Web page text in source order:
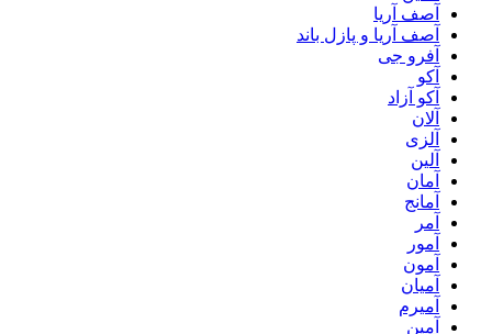
آصف آریا
آصف آریا و پازل باند
آفرو جی
آکو
آکو آزاد
آلان
آلزی
آلین
آمان
آمانج
آمر
آمور
آمون
آمیان
آمیرم
آمین